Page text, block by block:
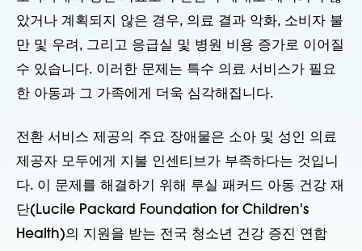
았거나 계획되지 않은 경우, 의료 결과 악화, 소비자 불
만 및 우려, 그리고 응급실 및 병원 비용 증가로 이어질
수 있습니다. 이러한 문제는 특수 의료 서비스가 필요
한 아동과 그 가족에게 더욱 심각해집니다.
전환 서비스 제공의 주요 장애물은 소아 및 성인 의료
제공자 모두에게 지불 인센티브가 부족하다는 것입니
다. 이 문제를 해결하기 위해 루실 패커드 아동 건강 재
단(Lucile Packard Foundation for Children's
Health)의 지원을 받는 전국 청소년 건강 증진 연합